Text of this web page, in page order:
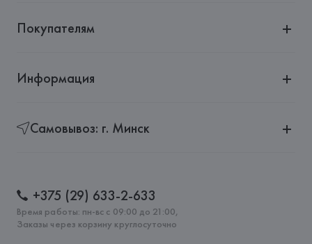
Покупателям
Информация
Самовывоз: г. Минск
+375 (29) 633-2-633
Время работы: пн-вс с 09:00 до 21:00,
Заказы через корзину круглосуточно